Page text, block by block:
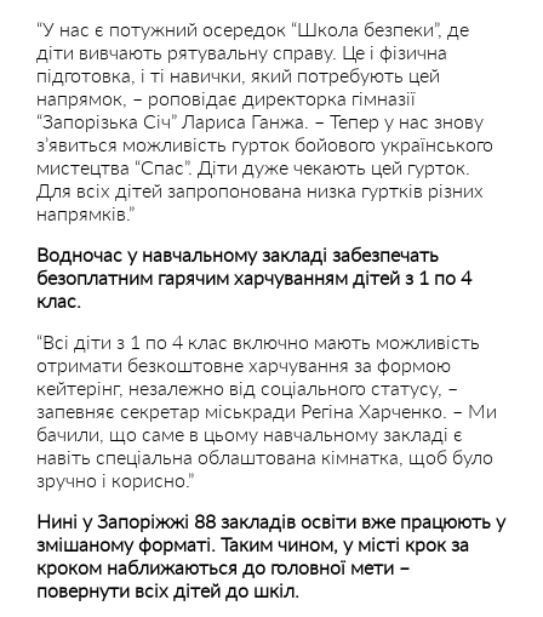
“У нас є потужний осередок “Школа безпеки”, де
діти вивчають рятувальну справу. Це і фізична
підготовка, і ті навички, який потребують цей
напрямок, – роповідає директорка гімназії
“Запорізька Січ” Лариса Ганжа. – Тепер у нас знову
з’явиться можливість гурток бойового українського
мистецтва “Спас”. Діти дуже чекають цей гурток.
Для всіх дітей запропонована низка гуртків різних
напрямків.”
Водночас у навчальному закладі забезпечать
безоплатним гарячим харчуванням дітей з 1 по 4
клас.
“Всі діти з 1 по 4 клас включно мають можливість
отримати безкоштовне харчування за формою
кейтерінг, незалежно від соціального статусу, –
запевняє секретар міськради Регіна Харченко. – Ми
бачили, що саме в цьому навчальному закладі є
навіть спеціальна облаштована кімнатка, щоб було
зручно і корисно.”
Нині у Запоріжжі 88 закладів освіти вже працюють у
змішаному форматі. Таким чином, у місті крок за
кроком наближаються до головної мети –
повернути всіх дітей до шкіл.